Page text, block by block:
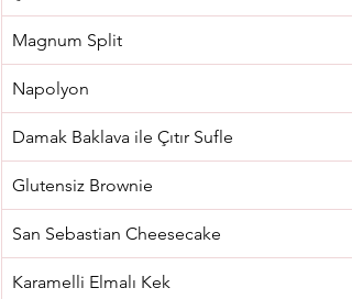
Magnum Split
Napolyon
Damak Baklava ile Çıtır Sufle
Glutensiz Brownie
San Sebastian Cheesecake
Karamelli Elmalı Kek